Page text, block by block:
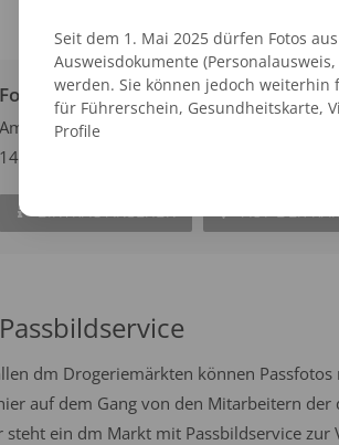
Fotofix Automat Werder Havel Lk
Am Gutsof 1-7
14542 Werder
EINTRAG ANSEHEN AUF DER
dm Drogeriemärkten können
auf dem Gang von den Mitarbeitern
ein dm Markt mit Passbildservice zur
Seit dem 1. Mai 2025 dürfen Fotos
Ausweisdokumente
werden. Sie können jedoch weiterhin
für Führerschein, Gesundheitskarte,
Profile